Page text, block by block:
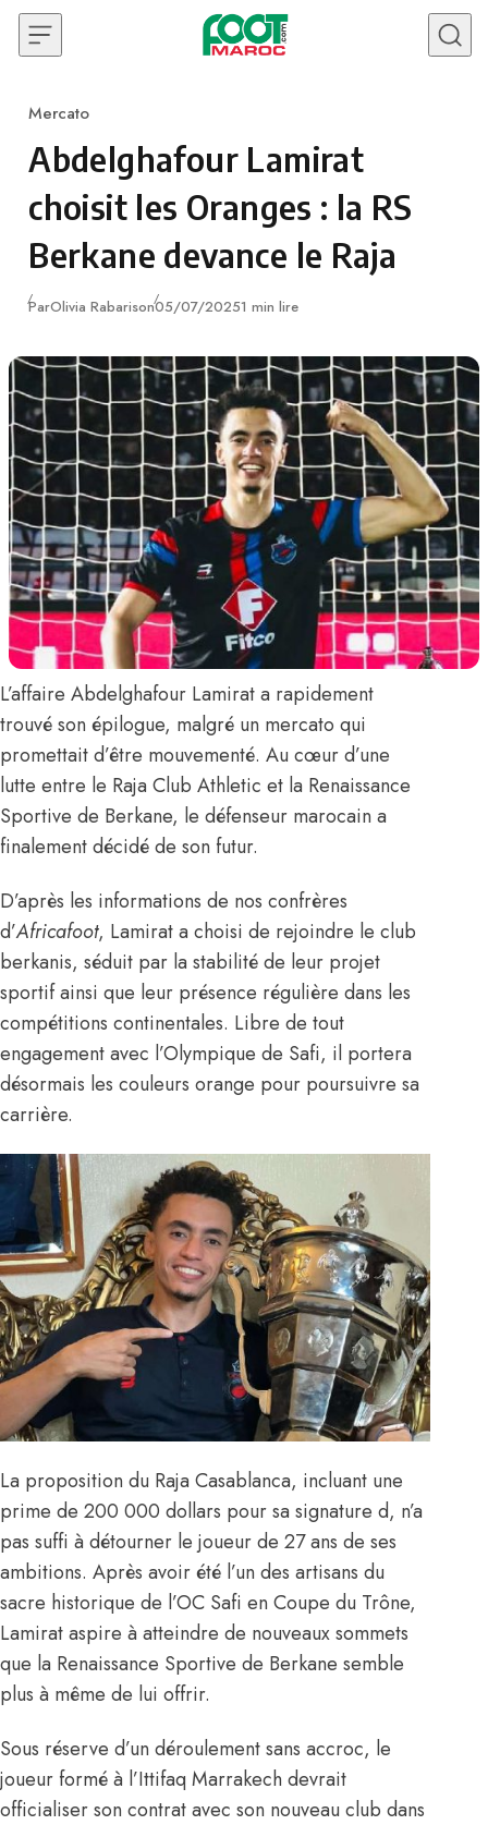
Skip to content
Category
Mercato
Abdelghafour Lamirat
choisit les Oranges : la RS
Berkane devance le Raja
ParOlivia RabarisonPublié
05/07/20251 min lire
L’affaire Abdelghafour Lamirata rapidement
trouvé son épilogue, malgré un mercato qui
promettait d’être mouvementé. Au cœur d’une
lutte entre le Raja Club Athletic et la Renaissance
Sportive de Berkane, le défenseur marocain a
finalement décidé de son futur.
D’après les informations de nos confrères
d’Africafoot, Lamirat a choisi de rejoindre le club
berkanis, séduit par la stabilité de leur projet
sportif ainsi que leur présence régulière dans les
compétitions continentales. Libre de tout
engagement avec l’Olympique de Safi, il portera
désormais les couleurs orange pour poursuivre sa
carrière.
La proposition du Raja Casablanca, incluant une
prime de 200 000 dollars pour sa signature d, n’a
pas suffi à détourner le joueur de 27 ans de ses
ambitions. Après avoir été l’un des artisans du
sacre historique de l’OC Safi en Coupe du Trône,
Lamirat aspire à atteindre de nouveaux sommets
que la Renaissance Sportive de Berkane semble
plus à même de lui offrir.
Sous réserve d’un déroulement sans accroc, le
joueur formé à l’Ittifaq Marrakech devrait
officialiser son contrat avec son nouveau club dans